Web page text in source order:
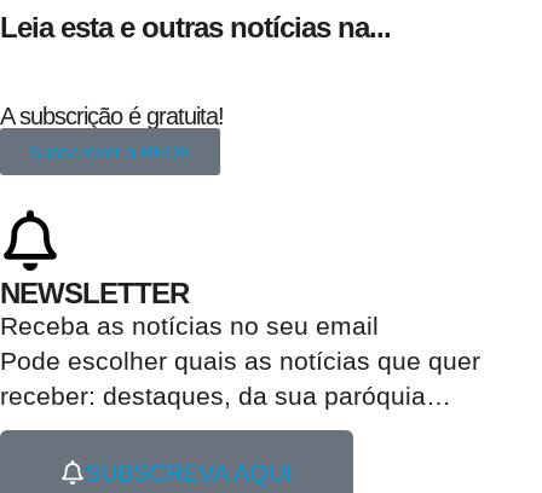
Leia esta e outras notícias na...
A subscrição é gratuita!
Subscrever a REDE
NEWSLETTER
Receba as notícias no seu email​
Pode escolher quais as notícias que quer
receber: destaques, da sua paróquia…
SUBSCREVA AQUI